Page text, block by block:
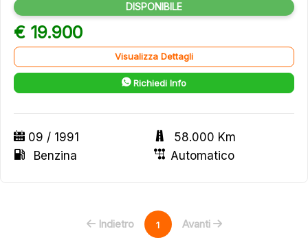
DISPONIBILE
€ 19.900
Visualizza Dettagli
Richiedi Info
09 / 1991
58.000 Km
Benzina
Automatico
Indietro 1 Avanti